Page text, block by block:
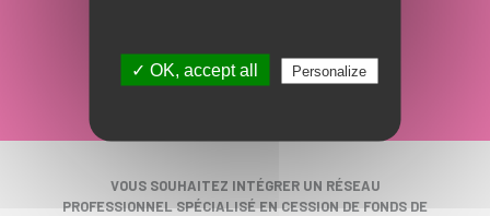
en savoir plus
VOUS SOUHAITEZ INTÉGRER UN RÉSEAU
PROFESSIONNEL SPÉCIALISÉ EN CESSION DE FONDS DE
✓ OK, accept all Personalize